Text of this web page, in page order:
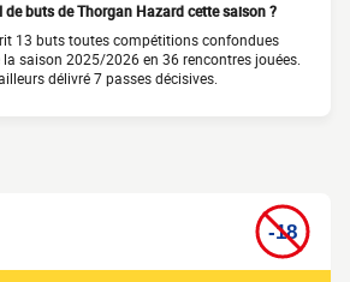
de buts de Thorgan Hazard cette saison ?
13 buts toutes compétitions confondues
saison 2025/2026 en 36 rencontres jouées.
délivré 7 passes décisives.